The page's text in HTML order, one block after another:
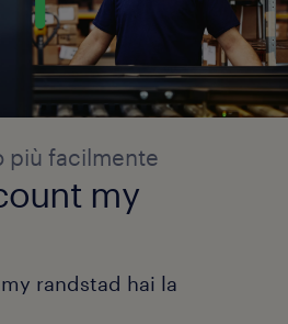
più facilmente
my
randstad hai la